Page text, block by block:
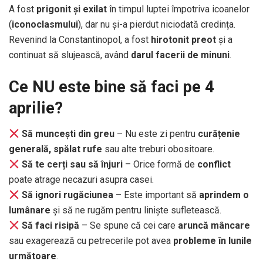
A fost prigonit și exilat în timpul luptei împotriva icoanelor
(iconoclasmului), dar nu și-a pierdut niciodată credința.
Revenind la Constantinopol, a fost hirotonit preot și a
continuat să slujească, având darul facerii de minuni.
Ce NU este bine să faci pe 4
aprilie?
Să muncești din greu – Nu este zi pentru curățenie
generală, spălat rufe sau alte treburi obositoare.
Să te cerți sau să înjuri – Orice formă de conflict
poate atrage necazuri asupra casei.
Să ignori rugăciunea – Este important să aprindem o
lumânare și să ne rugăm pentru liniște sufletească.
Să faci risipă – Se spune că cei care aruncă mâncare
sau exagerează cu petrecerile pot avea probleme în lunile
următoare.